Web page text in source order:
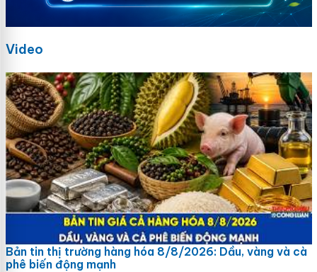
Video
Bản tin thị trường hàng hóa 8/8/2026: Dầu, vàng và cà
phê biến động mạnh